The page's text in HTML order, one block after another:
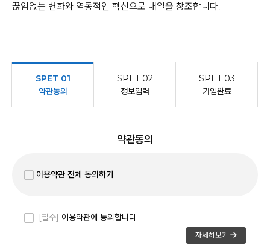
끊임없는 변화와 역동적인 혁신으로 내일을 창조합니다.
SPET 01
약관동의
SPET 02
정보입력
SPET 03
가입완료
약관동의
이용약관 전체 동의하기
[필수] 이용약관에 동의합니다.
자세히보기